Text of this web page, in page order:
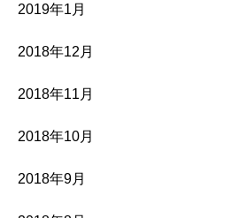
2019年1月
2018年12月
2018年11月
2018年10月
2018年9月